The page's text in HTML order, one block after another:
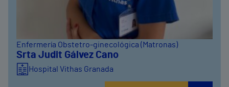
Enfermería Obstetro-ginecológica (Matronas)
Srta Judit Gálvez Cano
Hospital Vithas Granada